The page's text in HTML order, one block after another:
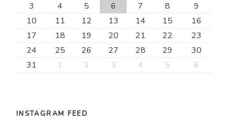
3
4 5 6 7 8
9
10
11 12 13 14 15
16
17
18 19 20 21 22
23
24
25 26 27 28 29
30
31
1 2 3 4 5 6
INSTAGRAM FEED